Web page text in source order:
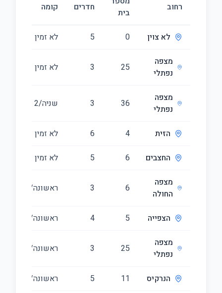
רחוב
בית
חדרים קומה
לא צוין 0
5 לא זמין
מצפה
נפתלי
25
3 לא זמין
מצפה
נפתלי
36
3 שניה/2
הזית 4
6 לא זמין
החצבים 6
5 לא זמין
מצפה
החולה
6
3 ראשונה/1
הצפייה 5
4 ראשונה/1
מצפה
נפתלי
25
3 ראשונה/1
הנרקיס 11
5 ראשונה/1